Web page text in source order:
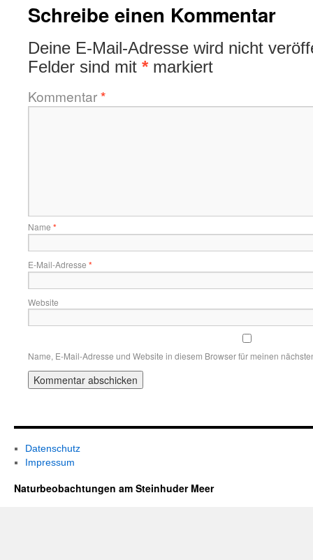
Schreibe einen Kommentar
Deine E-Mail-Adresse wird nicht
Felder sind mit * markiert
Kommentar*
Name *
E-Mail-Adresse *
Website
Name, E-Mail-Adresse und Website in diesem Browser für meinen
Datenschutz
Impressum
Naturbeobachtungen am Steinhuder Meer